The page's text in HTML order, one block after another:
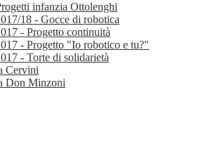
infanzia Ottolenghi
18 - Gocce di robotica
- Progetto continuità
- Progetto "Io robotico e tu?"
- Torte di solidarietà
Cervini
Don Minzoni